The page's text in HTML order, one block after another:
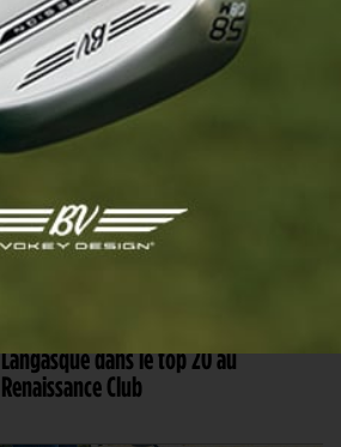
12 JUIL. 2025 | GENESIS SCOTTISH OPEN, TOUR 3
Rory McIlroy rejoint Gotterup en
tête, Antoine Rozner se hisse dans le
Langasque dans le top 20 au
Renaissance Club